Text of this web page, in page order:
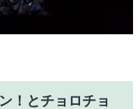
！とチョロチョ